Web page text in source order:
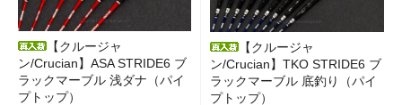
【クルージャ
ン/Crucian】ASA STRIDE6 ブ
ラックマーブル 浅ダナ（パイ
プトップ）
【クルージャ
ン/Crucian】TKO STRIDE6 ブ
ラックマーブル 底釣り（パイ
プトップ）